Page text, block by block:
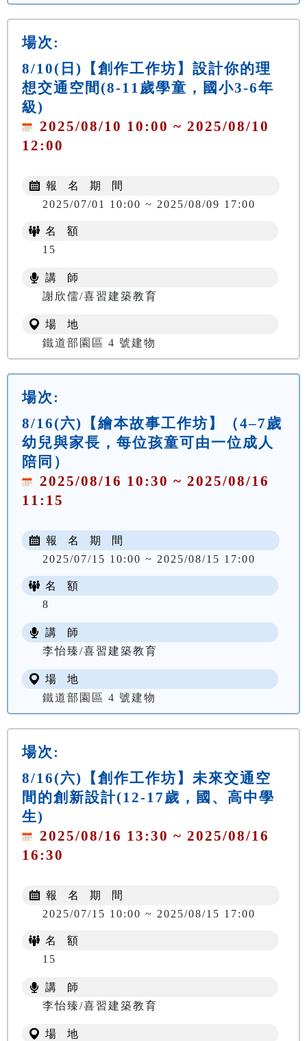
場次:
8/10(日)【創作工作坊】設計你的理
想交通空間(8-11歲學童，國小3-6年
級)
2025/08/10 10:00 ~ 2025/08/10
12:00
報 名 期 間
2025/07/01 10:00 ~ 2025/08/09 17:00
名 額
15
講 師
謝欣儒/喜習建築教育
場 地
鐵道部園區 4 號建物
場次:
8/16(六)【繪本故事工作坊】（4–7歲
幼兒與家長，每位孩童可由一位成人
陪同）
2025/08/16 10:30 ~ 2025/08/16
11:15
報 名 期 間
2025/07/15 10:00 ~ 2025/08/15 17:00
名 額
8
講 師
李怡臻/喜習建築教育
場 地
鐵道部園區 4 號建物
場次:
8/16(六)【創作工作坊】未來交通空
間的創新設計(12-17歲，國、高中學
生)
2025/08/16 13:30 ~ 2025/08/16
16:30
報 名 期 間
2025/07/15 10:00 ~ 2025/08/15 17:00
名 額
15
講 師
李怡臻/喜習建築教育
場 地